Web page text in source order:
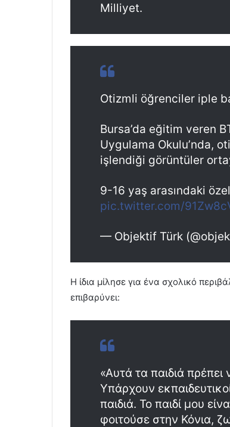
Milliyet.
Otizmli öğrenciler iple
Bursa’da eğitim veren
Uygulama Okulu’nda,
işlendiği görüntüler
9-16 yaş arasındaki
pic.twitter.com/
— Objektif Türk
Η ίδια μίλησε για ένα σχολικό
επιβαρύνει:
«Αυτά τα παιδιά
Υπάρχουν
παιδιά. Το παιδί μου
φοιτούσε στην Κόνια,